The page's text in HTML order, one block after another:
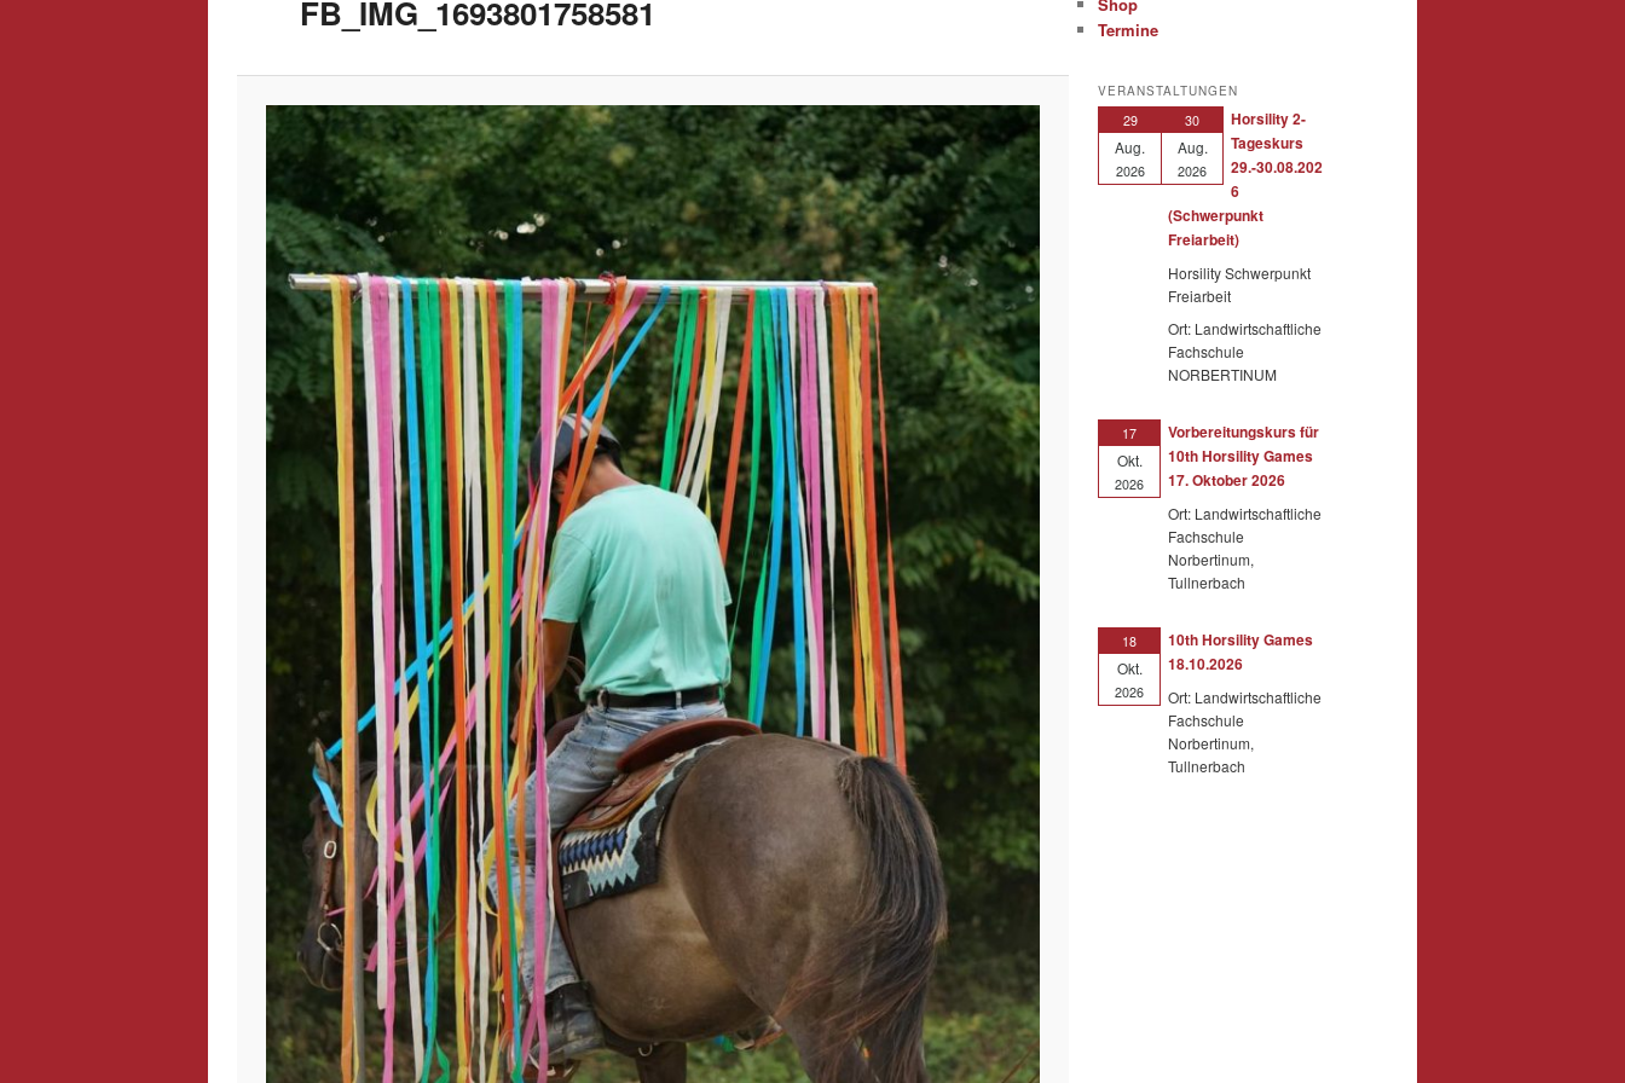
FB_IMG_1693801758581
Shop
Termine
VERANSTALTUNGEN
29
Aug.
2026
30
Aug.
2026
Horsility 2-
Tageskurs
29.-30.08.202
6
(Schwerpunkt
Freiarbeit)
Horsility Schwerpunkt
Freiarbeit
Ort: Landwirtschaftliche
Fachschule
NORBERTINUM
17
Okt.
2026
Vorbereitungskurs für
10th Horsility Games
17. Oktober 2026
Ort: Landwirtschaftliche
Fachschule
Norbertinum,
Tullnerbach
18
Okt.
2026
10th Horsility Games
18.10.2026
Ort: Landwirtschaftliche
Fachschule
Norbertinum,
Tullnerbach